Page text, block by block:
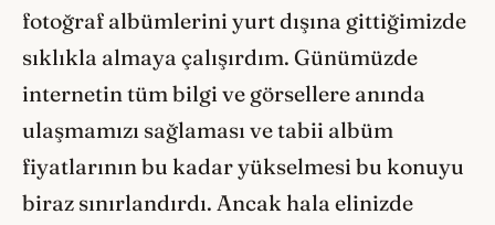
fotoğraf albümlerini yurt dışına gittiğimizde
sıklıkla almaya çalışırdım. Günümüzde
internetin tüm bilgi ve görsellere anında
ulaşmamızı sağlaması ve tabii albüm
fiyatlarının bu kadar yükselmesi bu konuyu
biraz sınırlandırdı. Ancak hala elinizde